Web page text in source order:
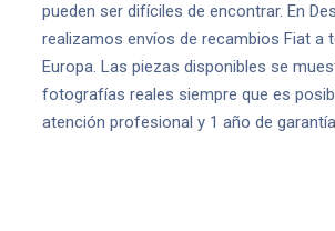
pueden ser difíciles de encontrar. En
realizamos envíos de recambios Fiat a
Europa. Las piezas disponibles se
fotografías reales siempre que es
atención profesional y 1 año de